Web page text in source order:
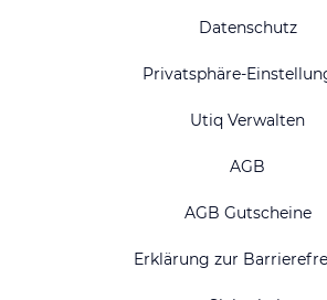
Datenschutz
Privatsphäre-
Utiq Verwalten
AGB
AGB Gutscheine
Erklärung zur